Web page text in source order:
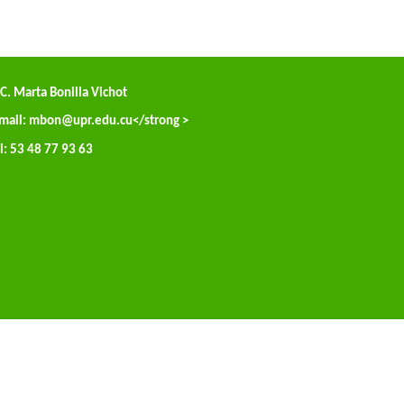
Marta Bonilla Vichot
mbon@upr.edu.cu</strong >
53 48 77 93 63